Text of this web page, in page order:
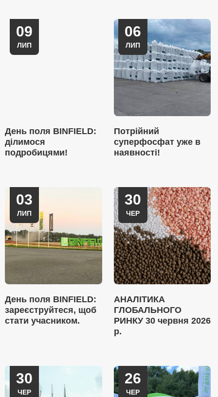
09
ЛИП
День поля BINFIELD:
ділимося
подробицями!
06
ЛИП
Потрійний
суперфосфат уже в
наявності!
03
ЛИП
День поля BINFIELD:
зареєструйтеся, щоб
стати учасником.
30
ЧЕР
АНАЛІТИКА
ГЛОБАЛЬНОГО
РИНКУ 30 червня 2026
р.
30
ЧЕР
26
ЧЕР